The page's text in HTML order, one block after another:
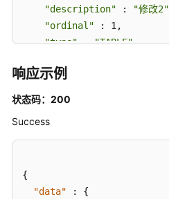
询
自
定
项
-
SearchCustomizedFields
义
"description" : "修改2"
"ordinal" : 1,
"type" : "TABLE"
}
响应示例
状态码：200
Success
{
"data"
:
{